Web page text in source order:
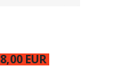
8,00 EUR